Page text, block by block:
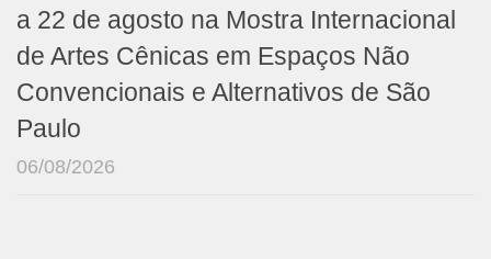
a 22 de agosto na Mostra Internacional
de Artes Cênicas em Espaços Não
Convencionais e Alternativos de São
Paulo
06/08/2026